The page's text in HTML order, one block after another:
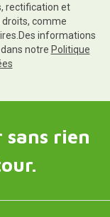
rectification et
droits, comme
informations
notre Politique
sans rien